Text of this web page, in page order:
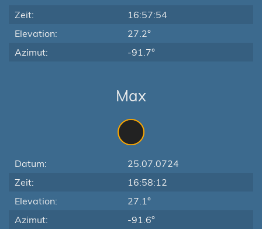
Zeit:
16:57:54
Elevation:
27.2°
Azimut:
-91.7°
Max
Datum:
25.07.0724
Zeit:
16:58:12
Elevation:
27.1°
Azimut:
-91.6°